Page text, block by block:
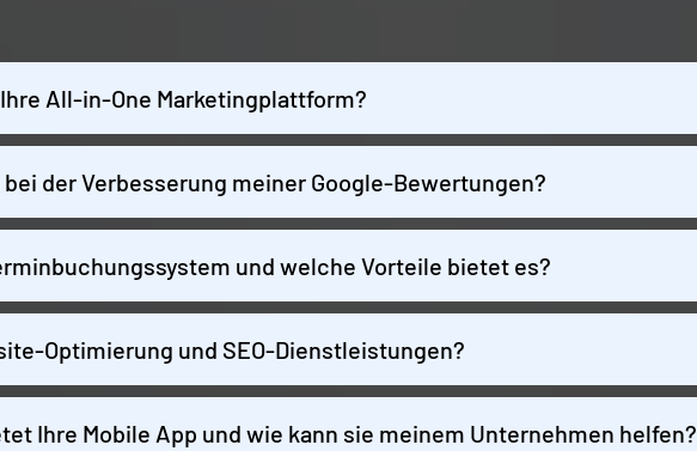
All-in-One Marketingplattform?
der Verbesserung meiner Google-Bewertungen?
und welche Vorteile bietet es?
Optimierung und SEO-Dienstleistungen?
Ihre Mobile App und wie kann sie meinem Unternehmen helfen?